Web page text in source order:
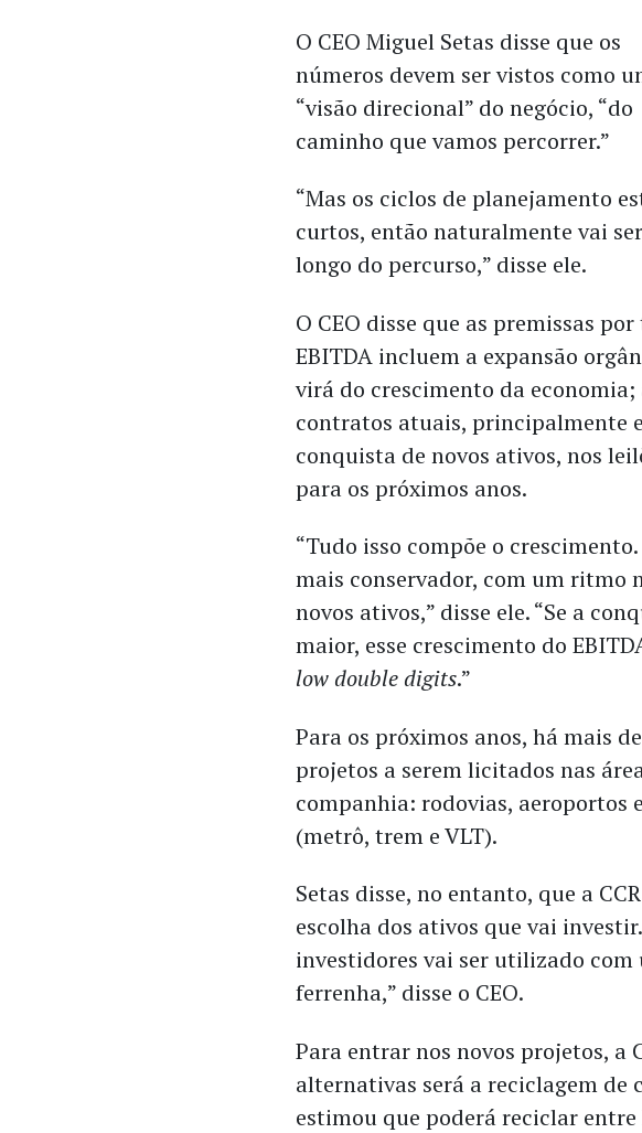
O CEO Miguel Setas disse que os
números devem ser vistos como
“visão direcional” do negócio, “do
caminho que vamos percorrer.”
“Mas os ciclos de planejamento
curtos, então naturalmente vai
longo do percurso,” disse ele.
O CEO disse que as premissas
EBITDA incluem a expansão
virá do crescimento da economia;
contratos atuais, principalmente
conquista de novos ativos, nos
para os próximos anos.
“Tudo isso compõe o
mais conservador, com um ritmo
novos ativos,” disse ele. “Se a
maior, esse crescimento do
low double digits.”
Para os próximos anos, há mais
projetos a serem licitados nas
companhia: rodovias, aeroportos
(metrô, trem e VLT).
Setas disse, no entanto, que a
escolha dos ativos que vai
investidores vai ser utilizado
ferrenha,” disse o CEO.
Para entrar nos novos projetos, a
alternativas será a reciclagem de
estimou que poderá reciclar entre